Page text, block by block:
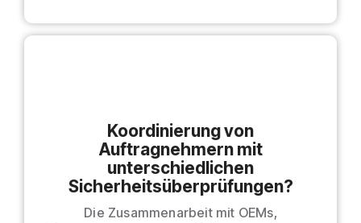
Koordinierung von
Auftragnehmern mit
unterschiedlichen
Sicherheitsüberprüfungen?
Die Zusammenarbeit mit OEMs,